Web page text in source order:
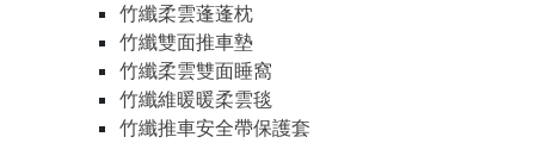
竹纖柔雲蓬蓬枕
竹纖雙面推車墊
竹纖柔雲雙面睡窩
竹纖維暖暖柔雲毯
竹纖推車安全帶保護套